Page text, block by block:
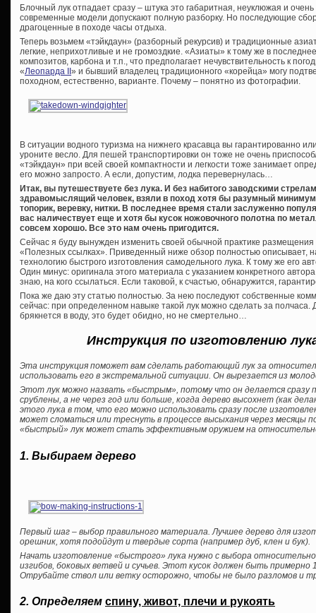
Блочный лук отпадает сразу – штука это габаритная, неуклюжая и
современные модели допускают полную разборку. Но последующие
драгоценные в походе часы отдыха.
Теперь возьмем «тэйкдаун» (разборный рекурсив) и традиционные
легкие, неприхотливые и не громоздкие. «Азиаты» к тому же в
композитов, карбона и т.п., что предполагает нечувствительность к
«Леопарда II » и бывший владелец традиционного «корейца» могу
походном, естественно, варианте. Почему – понятно из фотографии.
В ситуации водного туризма на нижнего красавца вы гарантированно
уроните весло. Для пешей транспортировки он тоже не очень
«тэйкдаун» при всей своей компактности и легкости тоже занимает
его можно запросто. А если, допустим, лодка перевернулась…
Итак, вы путешествуете без лука. И без набитого заводскими
здравомыслящий человек, взяли в поход хотя бы разумный
топорик, веревку, нитки. В последнее время стали заслуженно
вас наличествует еще и хотя бы кусок ножовочного полотна по
совсем хорошо. Все это нам очень пригодится.
Сейчас я буду вынужден изменить своей обычной практике размещения
«Полезных ссылках». Приведенный ниже обзор полностью описывает,
технологию быстрого изготовления самодельного лука. К тому же его
Один минус: оригинала этого материала с указанием конкретного
знаю, на кого ссылаться. Если таковой, к счастью, обнаружится,
Пока же даю эту статью полностью. За нею последуют собственные
сейчас: при определенном навыке такой лук можно сделать за
брякнется в воду, это будет обидно, но не смертельно…
Инструкция по изготовлению
Эта инструкция поможет вам сделать работающий лук за
использовать его в экстремальной ситуации. Он вырезается из
Этот лук можно назвать «быстрым», потому что он делается сразу
срублены, а не через год или больше, когда дерево высохнет (как
этого лука в том, что его можно использовать сразу после
может сломаться или треснуть в процессе высыхания через месяцы
«быстрый» лук может стать эффективным оружием на
1. Выбираем дерево
Первый шаг – выбор правильного материала. Лучшее дерево для
орешник, хотя подойдут и твердые сорта (например дуб, клен и бук).
Начать изготовление «быстрого» лука нужно с выбора
изгибов, боковых ветвей и сучьев. Этот кусок должен быть
Отрубайте ствол или ветку осторожно, чтобы не было разломов и
2. Определяем спину, живот, плечи и рукоять